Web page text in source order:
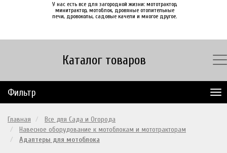
У нас есть все для загородной жизни: мототрактор,
минитрактор, мотоблок, дровяные отопительные
печи, дровоколы, садовые качели и многое другое.
Каталог товаров
Фильтр
Главная
Все для Сада и Огорода
Навесное оборудование к мотоблокам и мототракторам
Адаптеры для мотоблока